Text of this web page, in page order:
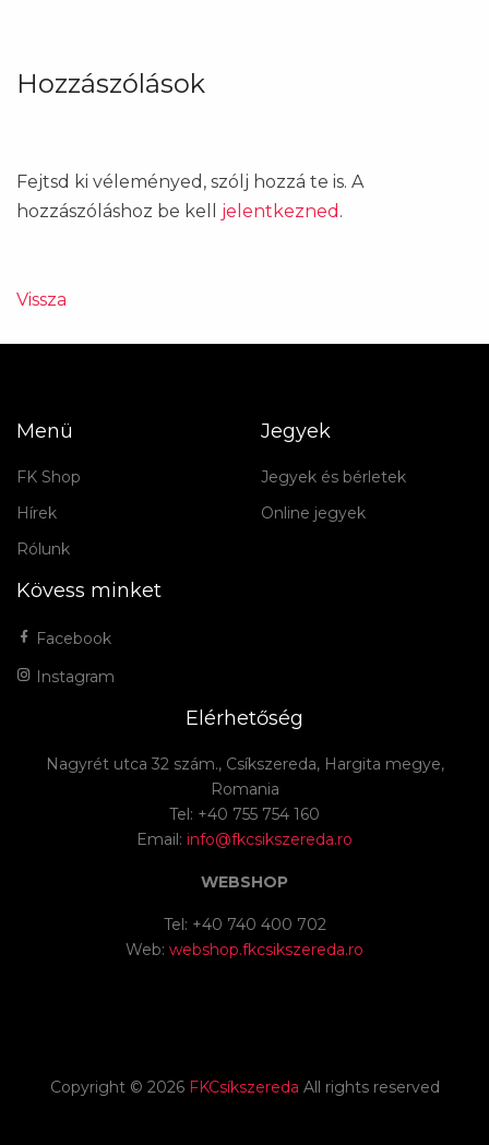
Hozzászólások
Fejtsd ki véleményed, szólj hozzá te is. A
hozzászóláshoz be kell jelentkezned .
Vissza
Menü
FK Shop
Hírek
Rólunk
Jegyek
Jegyek és bérletek
Online jegyek
Kövess minket
Facebook
Instagram
Elérhetőség
Nagyrét utca 32 szám., Csíkszereda, Hargita megye,
Romania
Tel: +40 755 754 160
Email: info@fkcsikszereda.ro
WEBSHOP
Tel: +40 740 400 702
Web: webshop.fkcsikszereda.ro
Copyright © 2026 FKCsíkszereda All rights reserved